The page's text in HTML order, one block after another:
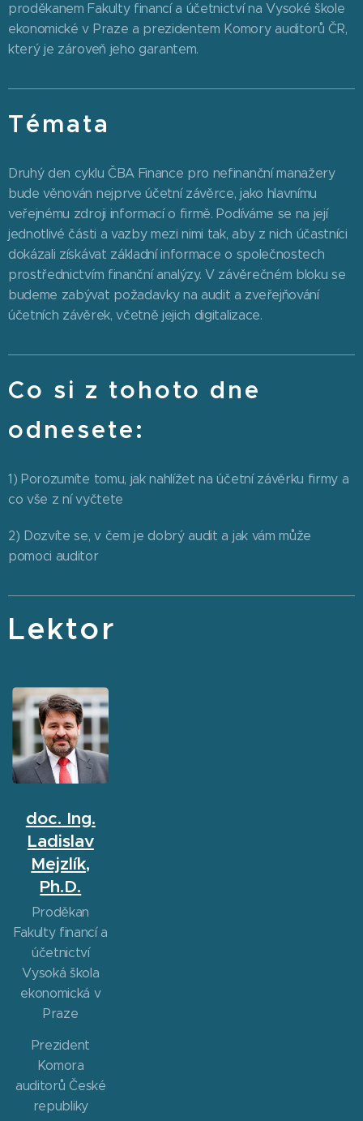
proděkanem Fakulty financí a účetnictví na Vysoké škole
ekonomické v Praze a prezidentem Komory auditorů ČR,
který je zároveň jeho garantem.
Témata
Druhý den cyklu ČBA Finance pro nefinanční manažery
bude věnován nejprve účetní závěrce, jako hlavnímu
veřejnému zdroji informací o firmě. Podíváme se na její
jednotlivé části a vazby mezi nimi tak, aby z nich účastníci
dokázali získávat základní informace o společnostech
prostřednictvím finanční analýzy. V závěrečném bloku se
budeme zabývat požadavky na audit a zveřejňování
účetních závěrek, včetně jejich digitalizace.
Co si z tohoto dne
odnesete:
1) Porozumíte tomu, jak nahlížet na účetní závěrku firmy a
co vše z ní vyčtete
2) Dozvíte se, v čem je dobrý audit a jak vám může
pomoci auditor
Lektor
doc. Ing.
Ladislav
Mejzlík,
Ph.D.
Proděkan
Fakulty financí a
účetnictví
Vysoká škola
ekonomická v
Praze
Prezident
Komora
auditorů České
republiky